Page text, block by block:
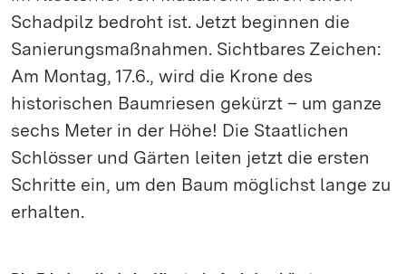
Schadpilz bedroht ist. Jetzt beginnen die
Sanierungsmaßnahmen. Sichtbares Zeichen:
Am Montag, 17.6., wird die Krone des
historischen Baumriesen gekürzt – um ganze
sechs Meter in der Höhe! Die Staatlichen
Schlösser und Gärten leiten jetzt die ersten
Schritte ein, um den Baum möglichst lange zu
erhalten.